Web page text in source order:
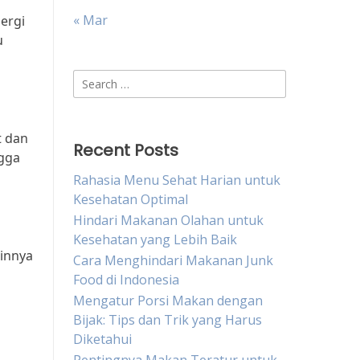
dan
« Mar
Search
for:
Recent Posts
Rahasia Menu Sehat Harian untuk
Kesehatan Optimal
Hindari Makanan Olahan untuk
Kesehatan yang Lebih Baik
Cara Menghindari Makanan Junk
Food di Indonesia
Mengatur Porsi Makan dengan
Bijak: Tips dan Trik yang Harus
Diketahui